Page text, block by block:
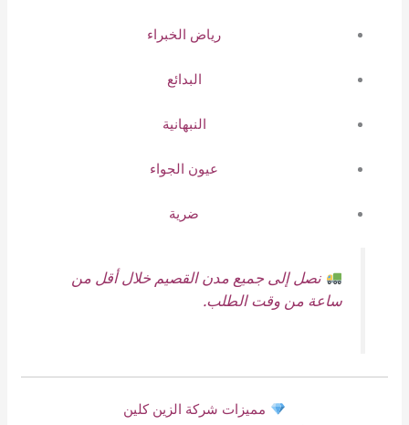
رياض الخبراء
البدائع
النبهانية
عيون الجواء
ضرية
نصل إلى جميع مدن القصيم خلال أقل من
ساعة من وقت الطلب.
مميزات شركة الزين كلين